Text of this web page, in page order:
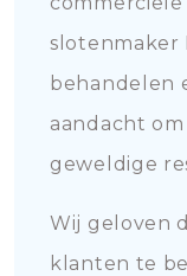
slotenmaker
behandelen
aandacht
geweldige
Wij geloven
klanten te